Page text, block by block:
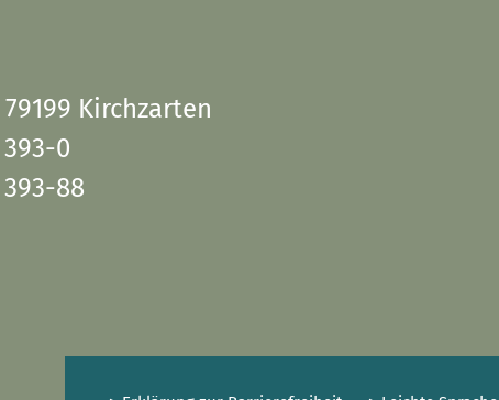
Kirchzarten
393-0
393-88